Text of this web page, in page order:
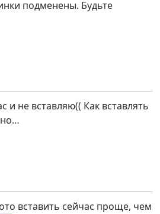
подменены. Будьте
и не вставляю(( Как вставлять
вставить сейчас проще, чем